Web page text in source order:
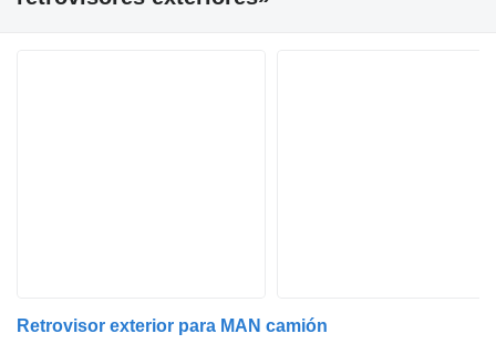
Retrovisor exterior para MAN camión